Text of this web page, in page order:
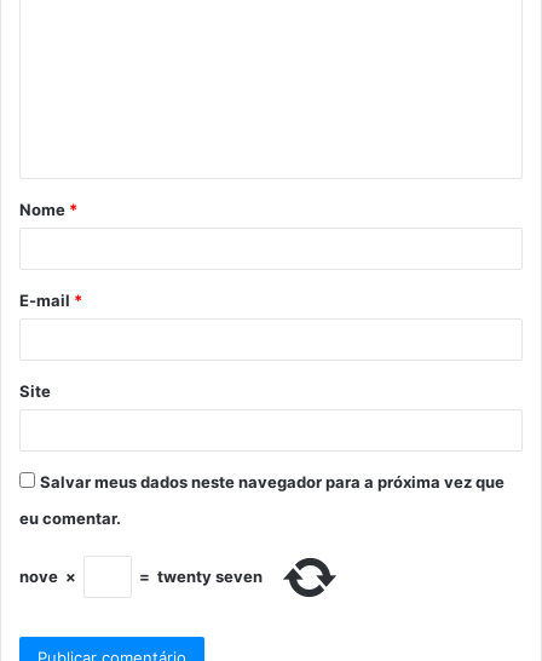
Nome *
E-mail *
Site
Salvar meus dados neste navegador para a próxima vez que
eu comentar.
nove × = twenty seven